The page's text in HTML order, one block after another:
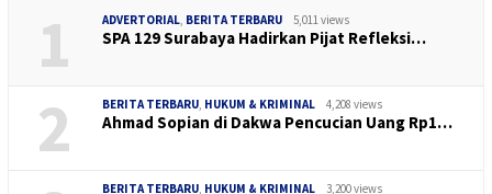
1 ADVERTORIAL, BERITA TERBARU 5,011 views
SPA 129 Surabaya Hadirkan Pijat Refleksi…
2 BERITA TERBARU, HUKUM & KRIMINAL 4,208 views
Ahmad Sopian di Dakwa Pencucian Uang Rp1…
BERITA TERBARU, HUKUM & KRIMINAL 3,200 views